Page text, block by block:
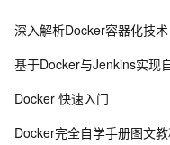
8 Docker详解（十五）
10使用PM2和Docker部署
深入解析Docker容器化技术
基于Docker与Jenkins实现
Docker 快速入门
Docker完全自学手册图文